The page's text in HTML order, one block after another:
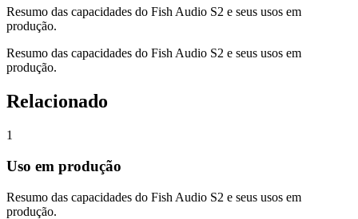
Resumo das capacidades do Fish Audio S2 e seus usos em
produção.
Resumo das capacidades do Fish Audio S2 e seus usos em
produção.
Relacionado
1
Uso em produção
Resumo das capacidades do Fish Audio S2 e seus usos em
produção.